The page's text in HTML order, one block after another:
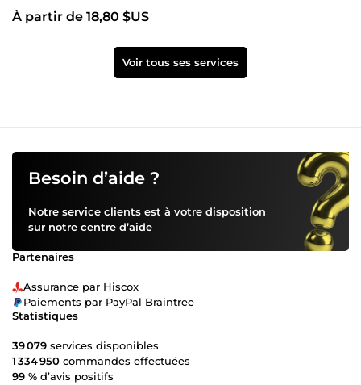
À partir de 18,80 $US
Voir tous ses services
Besoin d’aide ?
Notre service clients est à votre disposition
sur notre centre d’aide
Partenaires
Assurance par Hiscox
Paiements par PayPal Braintree
Statistiques
39 079 services disponibles
1 334 950 commandes effectuées
99 % d’avis positifs